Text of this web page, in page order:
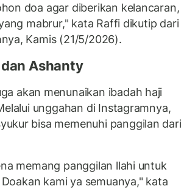
doa agar diberikan kelancaran,
mabrur," kata Raffi dikutip dari
Kamis (21/5/2026).
Ashanty
akan menunaikan ibadah haji
unggahan di Instagramnya,
bisa memenuhi panggilan dari
memang panggilan llahi untuk
kami ya semuanya," kata